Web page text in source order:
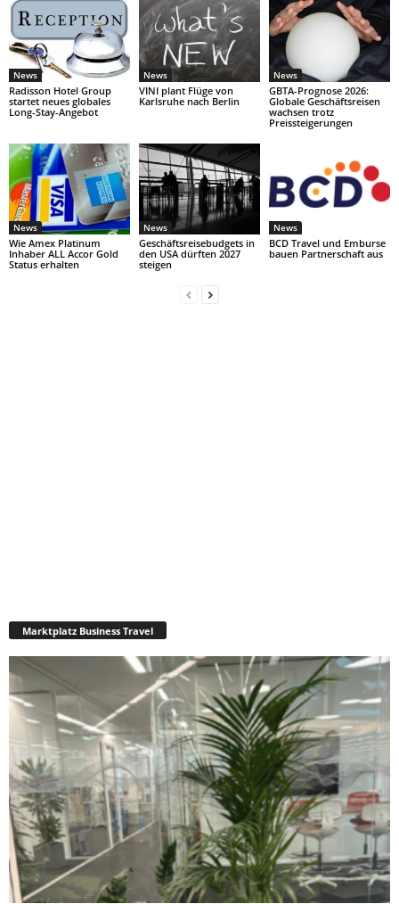
News
Radisson Hotel Group
startet neues globales
Long-Stay-Angebot
News
VINI plant Flüge von
Karlsruhe nach Berlin
News
GBTA-Prognose 2026:
Globale Geschäftsreisen
wachsen trotz
Preissteigerungen
News
Wie Amex Platinum
Inhaber ALL Accor Gold
Status erhalten
News
Geschäftsreisebudgets in
den USA dürften 2027
steigen
News
BCD Travel und Emburse
bauen Partnerschaft aus
Marktplatz Business Travel